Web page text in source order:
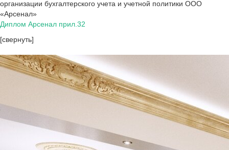
организации бухгалтерского учета и учетной политики ООО
«Арсенал»
Диплом Арсенал прил.32
[свернуть]